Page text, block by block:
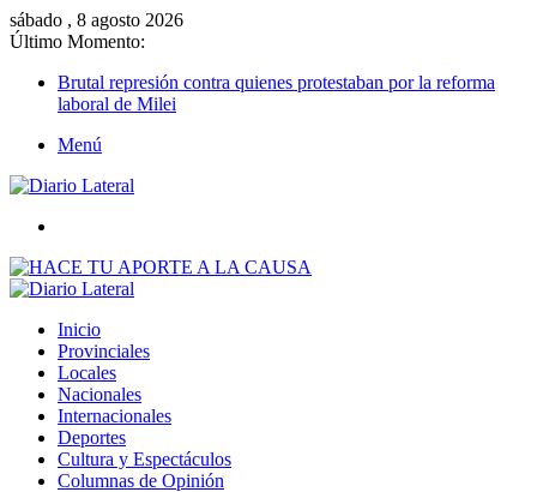
sábado , 8 agosto 2026
Último Momento:
Brutal represión contra quienes protestaban por la reforma
laboral de Milei
Menú
Inicio
Provinciales
Locales
Nacionales
Internacionales
Deportes
Cultura y Espectáculos
Columnas de Opinión